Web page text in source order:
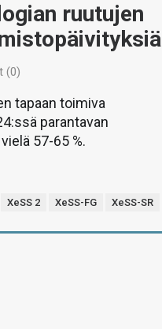
ruutujen
(0)
tapaan toimiva
parantavan
57-65 %.
XeSS 2 XeSS-FG XeSS-SR